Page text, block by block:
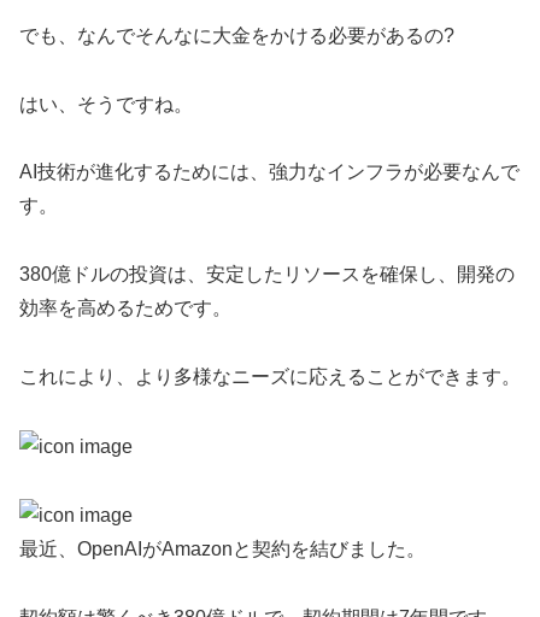
でも、なんでそんなに大金をかける必要があるの?
はい、そうですね。
AI技術が進化するためには、強力なインフラが必要なんで
す。
380億ドルの投資は、安定したリソースを確保し、開発の
効率を高めるためです。
これにより、より多様なニーズに応えることができます。
最近、OpenAIがAmazonと契約を結びました。